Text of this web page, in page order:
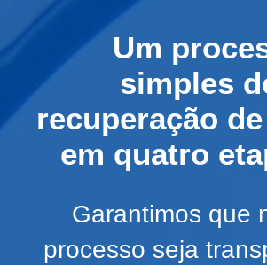
Um
simples
recuperação
em quatro
Garantimos que
processo seja